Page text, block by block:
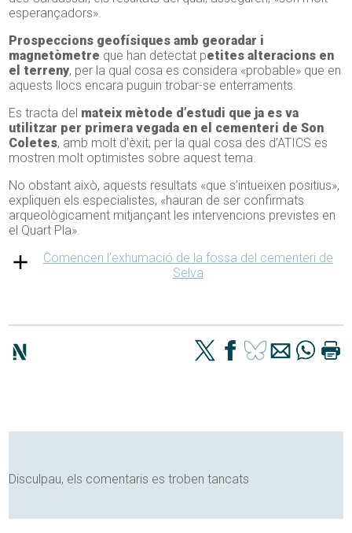
esperançadors».
Prospeccions geofísiques amb georadar i
magnetòmetre que han detectat petites alteracions en
el terreny, per la qual cosa es considera «probable» que en
aquests llocs encara puguin trobar-se enterraments.
Es tracta del mateix mètode d’estudi que ja es va
utilitzar per primera vegada en el cementeri de Son
Coletes, amb molt d’èxit, per la qual cosa des d’ATICS es
mostren molt optimistes sobre aquest tema.
No obstant això, aquests resultats «que s’intueixen positius»,
expliquen els especialistes, «hauran de ser confirmats
arqueològicament mitjançant les intervencions previstes en
el Quart Pla».
Comencen l’exhumació de la fossa del cementeri de
Selva
Disculpau, els comentaris es troben tancats